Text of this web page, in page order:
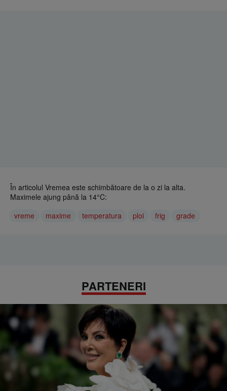
În articolul Vremea este schimbătoare de la o zi la alta.
Maximele ajung până la 14°C:
vreme
maxime temperatura ploi frig grade
PARTENERI